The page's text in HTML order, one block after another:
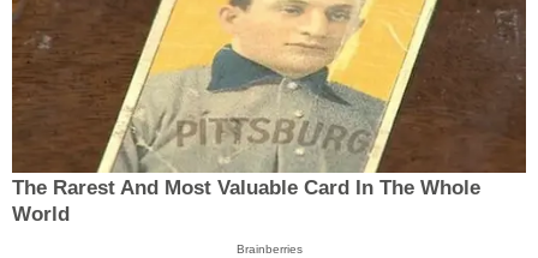
The Rarest And Most Valuable Card In The Whole
World
Brainberries